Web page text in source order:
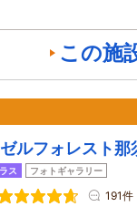
この施
ルフォレスト那
ス フォトギャラリー
191件